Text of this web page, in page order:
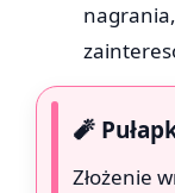
🧨
Złożenie